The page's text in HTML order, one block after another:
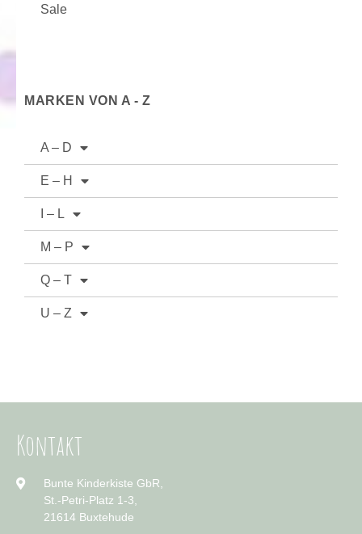
Sale
MARKEN VON A - Z
A – D
E – H
I – L
M – P
Q – T
U – Z
Kontakt
Bunte Kinderkiste GbR,
St.-Petri-Platz 1-3,
21614 Buxtehude